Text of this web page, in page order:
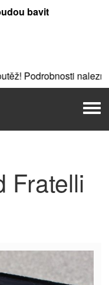
bavit
Podrobnosti
. |
Fratelli